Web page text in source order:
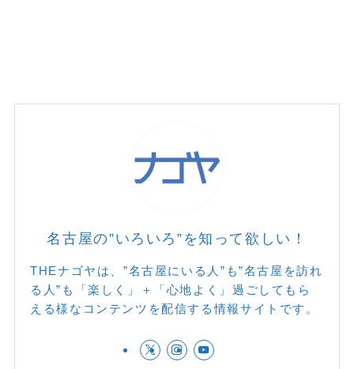
名古屋の”いろいろ”を知って欲しい！
THEナゴヤは、”名古屋にいる人”も”名古屋を訪れ
る人”も「楽しく」＋「心地よく」過ごしてもら
える様なコンテンツを配信する情報サイトです。